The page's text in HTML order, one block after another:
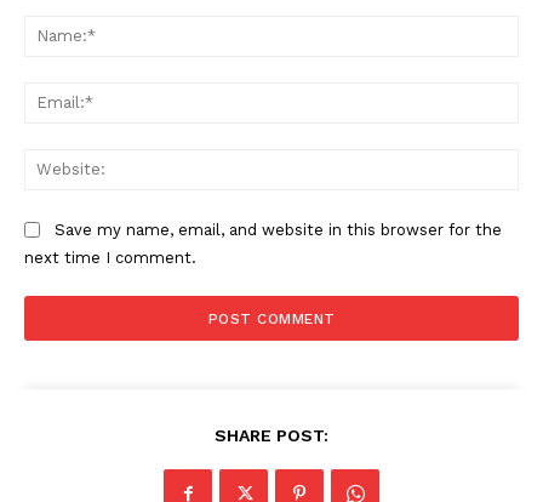
Save my name, email, and website in this browser for the
next time I comment.
SHARE POST: